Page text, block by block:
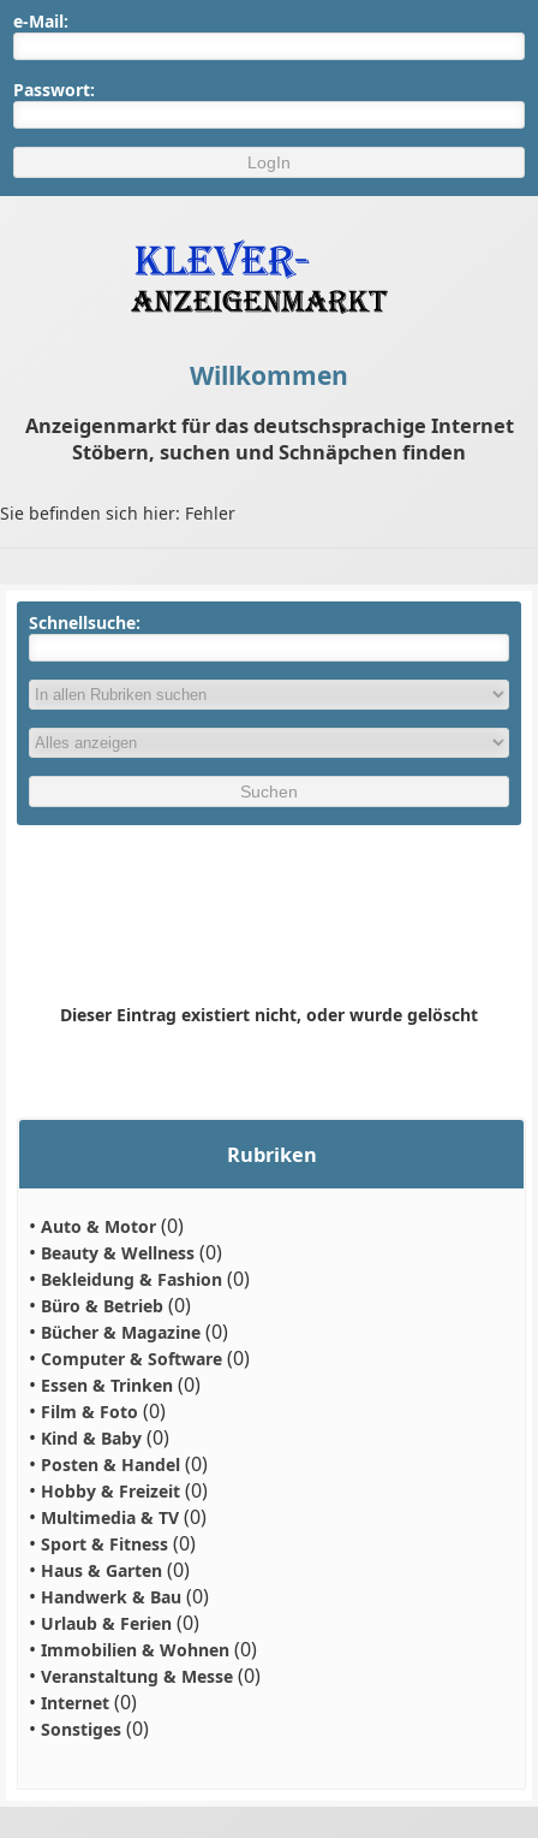
e-Mail:
Passwort:
Willkommen
Anzeigenmarkt für das deutschsprachige Internet
Stöbern, suchen und Schnäpchen finden
Sie befinden sich hier: Fehler
Schnellsuche:
Dieser Eintrag existiert nicht, oder wurde gelöscht
Rubriken
• Auto & Motor(0)
• Beauty & Wellness(0)
• Bekleidung & Fashion(0)
• Büro & Betrieb(0)
• Bücher & Magazine(0)
• Computer & Software(0)
• Essen & Trinken(0)
• Film & Foto (0)
• Kind & Baby(0)
• Posten & Handel(0)
• Hobby & Freizeit(0)
• Multimedia & TV(0)
• Sport & Fitness(0)
• Haus & Garten(0)
• Handwerk & Bau (0)
• Urlaub & Ferien(0)
• Immobilien & Wohnen(0)
• Veranstaltung & Messe(0)
• Internet(0)
• Sonstiges(0)